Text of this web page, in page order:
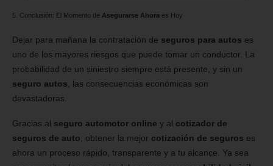
5. Conclusión: El Momento de Asegurarse Ahora es Hoy
Dejar para mañana la contratación de seguros para autos es
uno de los mayores riesgos que puede tomar un conductor. La
probabilidad de un siniestro siempre está presente, y sin un
seguro autos , las consecuencias económicas son
devastadoras.
Gracias al seguro automotor online y al cotizador de
seguros de auto, obtener la mejor cotización de seguros es
ahora un proceso rápido, transparente y a tu alcance. Ya sea